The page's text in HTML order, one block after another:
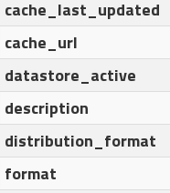
cache_last_updated
cache_url
datastore_active
description
distribution_format
format